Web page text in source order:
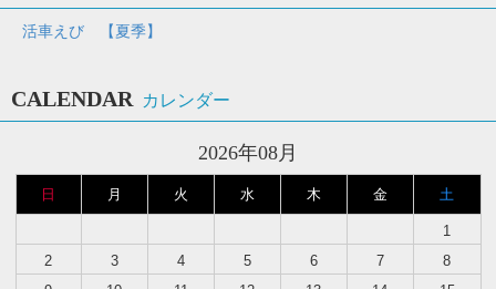
活車えび 【夏季】
CALENDAR カレンダー
2026年08月
日 月 火 水 木 金 土
1
2
3 4 5 6 7
8